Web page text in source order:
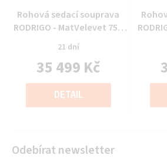
Průměrné
hodnocení
produktu
je
0,0
5
hvězdiček.
Rohová sedací souprava
RODRIGO - MatVelevet 75 -
Levý roh
21 dní
35 499 Kč
Měrná
cena:
DETAIL
Odebírat newsletter